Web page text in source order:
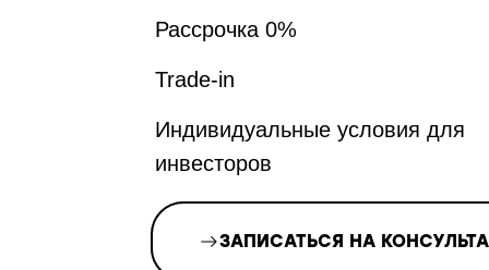
Рассрочка 0%
Индивидуальные условия для
инвесторов
Trade-in
ЗАПИСАТЬСЯ НА